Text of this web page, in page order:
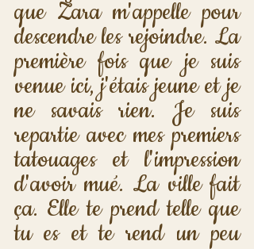
que Zara m'appelle pour
descendre les rejoindre. La
première fois que je suis
venue ici, j'étais jeune et je
ne savais rien. Je suis
repartie avec mes premiers
tatouages et l'impression
d'avoir mué. La ville fait
ça. Elle te prend telle que
tu es et te rend un peu